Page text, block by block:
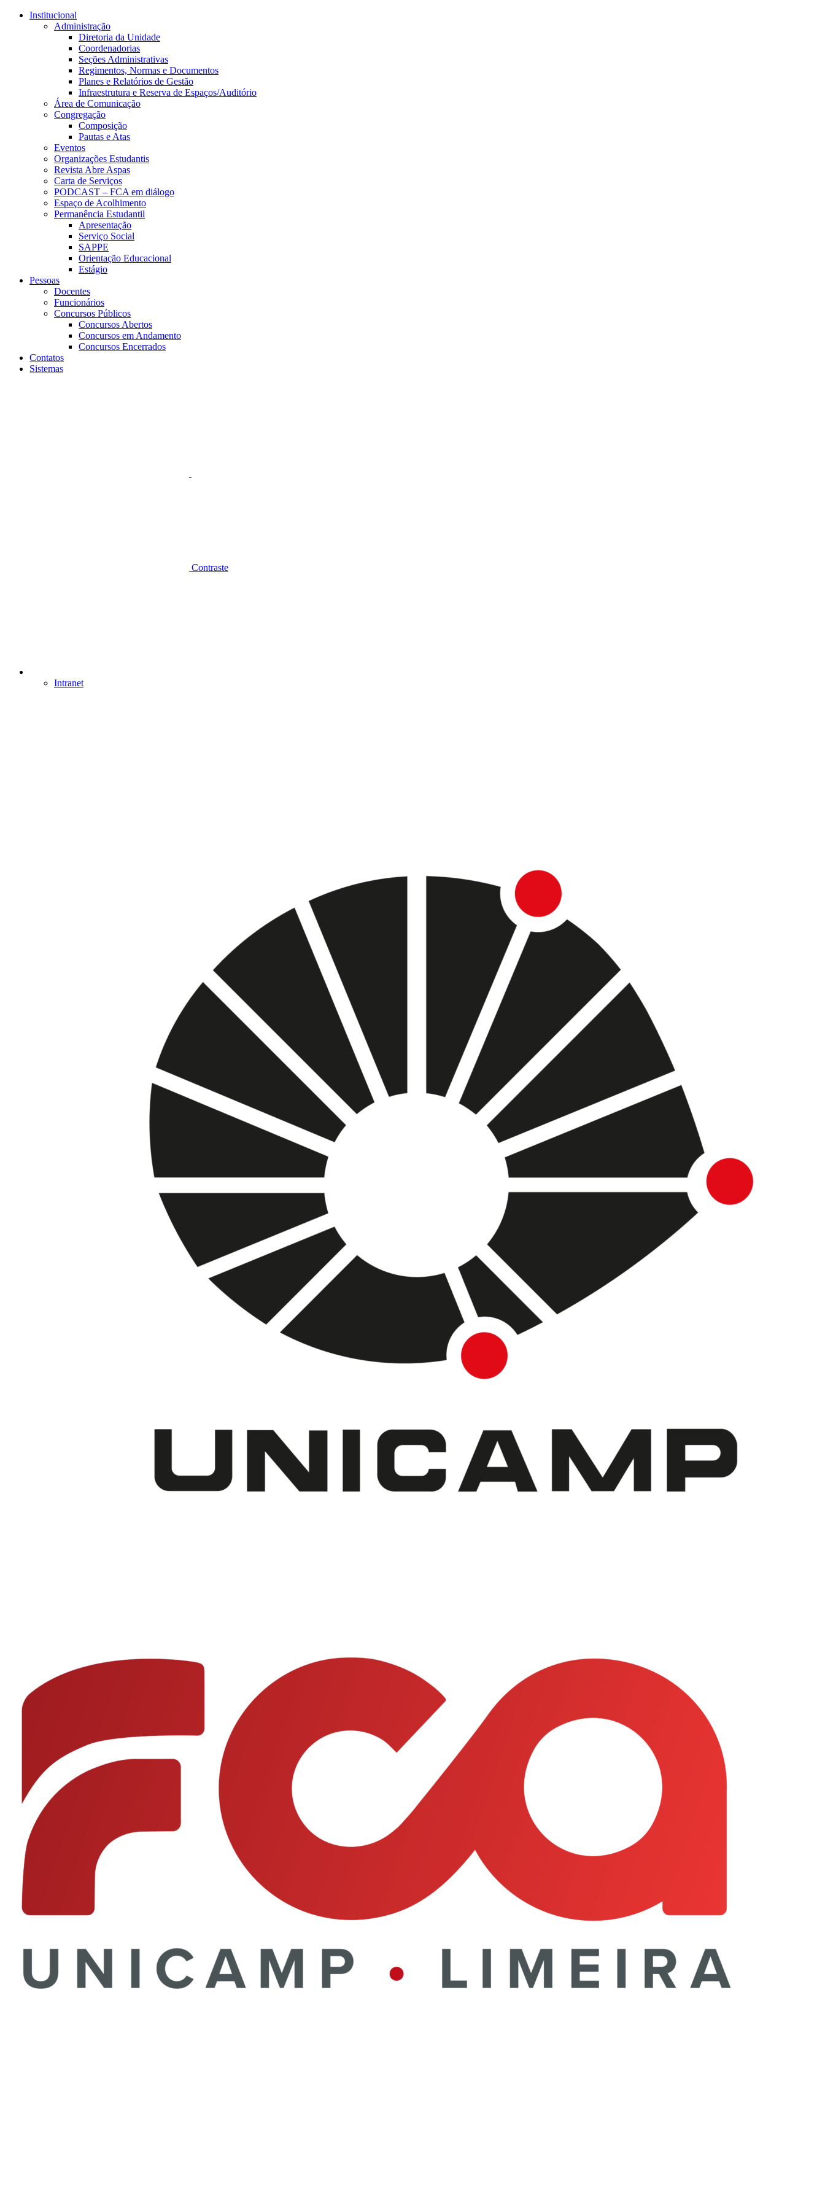
Conteúdo principal
Institucional
Administração
Diretoria da Unidade
Coordenadorias
Seções Administrativas
Regimentos, Normas e Documentos
Planes e Relatórios de Gestão
Infraestrutura e Reserva de Espaços/Auditório
Área de Comunicação
Congregação
Composição
Pautas e Atas
Eventos
Organizações Estudantis
Revista Abre Aspas
Carta de Serviços
PODCAST – FCA em diálogo
Espaço de Acolhimento
Permanência Estudantil
Apresentação
Serviço Social
SAPPE
Orientação Educacional
Estágio
Pessoas
Docentes
Funcionários
Concursos Públicos
Concursos Abertos
Concursos em Andamento
Concursos Encerrados
Contatos
Sistemas
Contraste
Intranet